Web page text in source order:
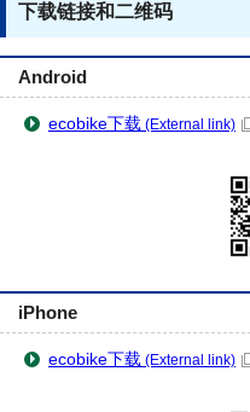
下载链接和二维码
Android
ecobike下载 (External link)
iPhone
ecobike下载 (External link)